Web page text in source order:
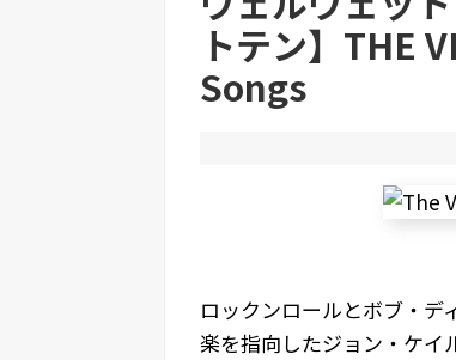
トテン】THE
Songs
ロックンロールとボブ・デ
楽を指向したジョン・ケイ